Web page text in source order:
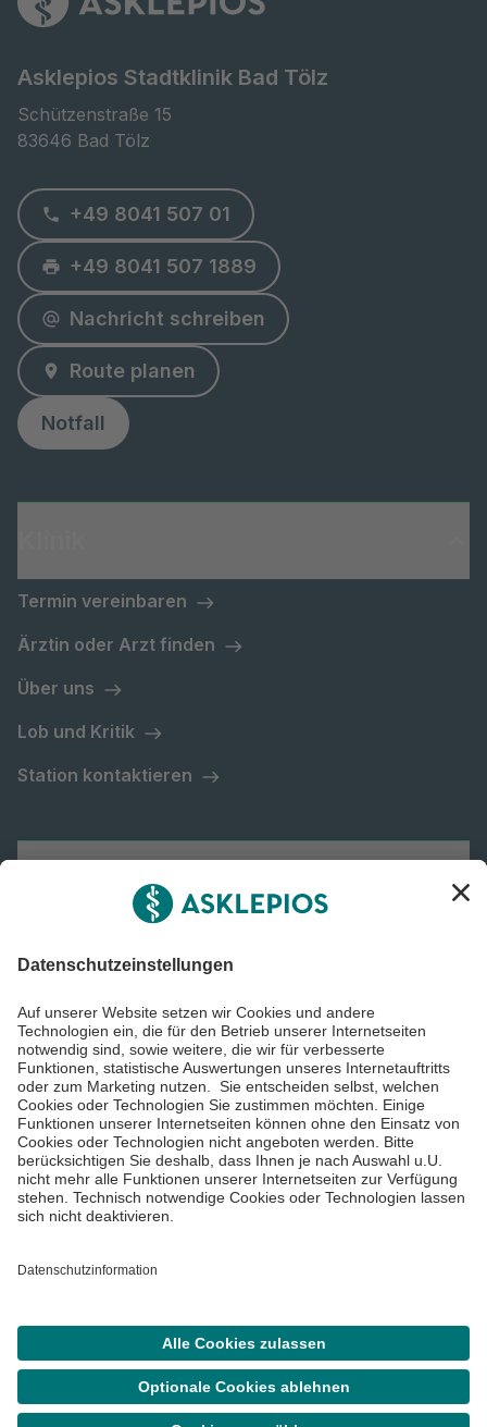
Asklepios Stadtklinik Bad Tölz
Schützenstraße 15
83646 Bad Tölz
+49 8041 507 01
+49 8041 507 1889
Nachricht schreiben
Route planen
Notfall
Termin vereinbaren
Ärztin oder Arzt finden
Über uns
Lob und Kritik
Station kontaktieren
Asklepios Gruppe
Impressum
©Asklepios Kliniken GmbH & Co. KGaA 2026